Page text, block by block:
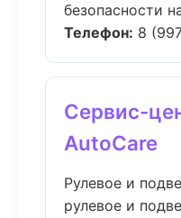
безопасности
Телефон: 8
Сервис-
AutoCare
Рулевое и
рулевое и